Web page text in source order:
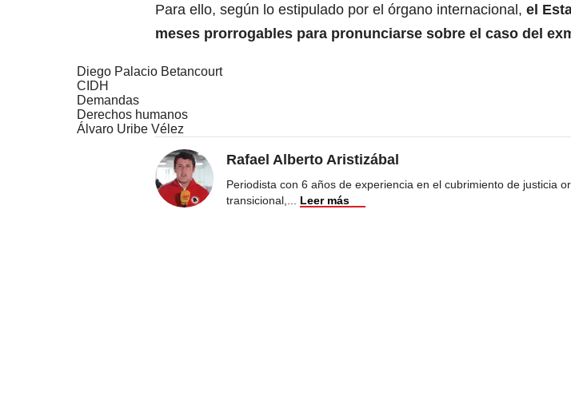
Para ello, según lo estipulado por el órgano internacional, el
meses prorrogables para pronunciarse sobre el caso del
Diego Palacio Betancourt
CIDH
Demandas
Derechos humanos
Álvaro Uribe Vélez
Rafael Alberto Aristizábal
Periodista con 6 años de experiencia en el cubrimiento de justicia
transicional,
Leer más